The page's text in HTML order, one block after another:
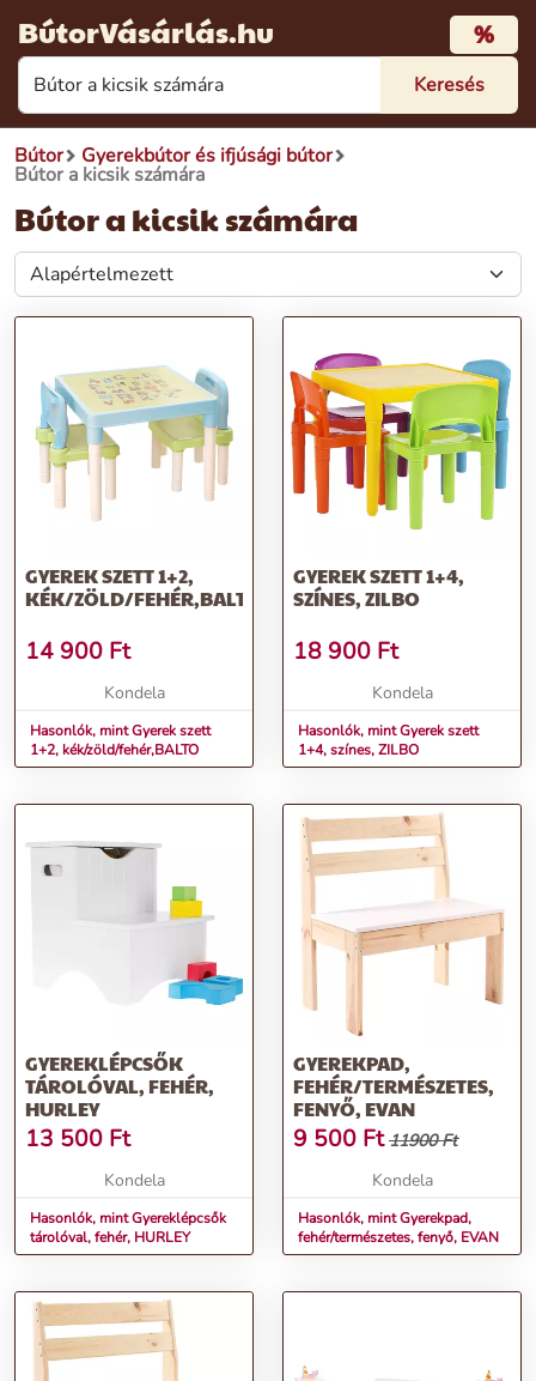
BútorVásárlás.hu %
Bútor Gyerekbútor és ifjúsági bútor
Bútor a kicsik számára
Bútor a kicsik számára
GYEREK SZETT 1+2,
KÉK/ZÖLD/FEHÉR,BALTO
14 900 Ft
Kondela
Hasonlók, mint Gyerek szett
1+2, kék/zöld/fehér,BALTO
GYEREK SZETT 1+4,
SZÍNES, ZILBO
18 900 Ft
Kondela
Hasonlók, mint Gyerek szett
1+4, színes, ZILBO
GYEREKLÉPCSŐK
TÁROLÓVAL, FEHÉR,
HURLEY
13 500 Ft
Kondela
Hasonlók, mint Gyereklépcsők
tárolóval, fehér, HURLEY
GYEREKPAD,
FEHÉR/TERMÉSZETES,
FENYŐ, EVAN
9 500 Ft 11900 Ft
Kondela
Hasonlók, mint Gyerekpad,
fehér/természetes, fenyő, EVAN